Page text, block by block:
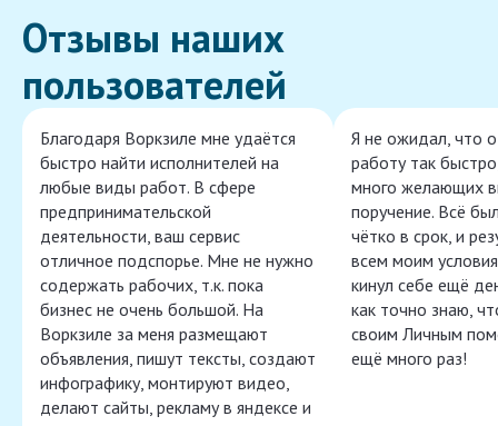
Отзывы наших
пользователей
Благодаря Воркзиле мне удаётся
быстро найти исполнителей на
любые виды работ. В сфере
предпринимательской
деятельности, ваш сервис
отличное подспорье. Мне не нужно
содержать рабочих, т.к. пока
бизнес не очень большой. На
Воркзиле за меня размещают
объявления, пишут тексты, создают
инфографику, монтируют видео,
делают сайты, рекламу в яндексе и
Я не ожидал, что
работу так
много желающих
поручение. Всё
чётко в срок, и
всем моим
кинул себе ещё
как точно знаю,
своим Личным
ещё много раз!